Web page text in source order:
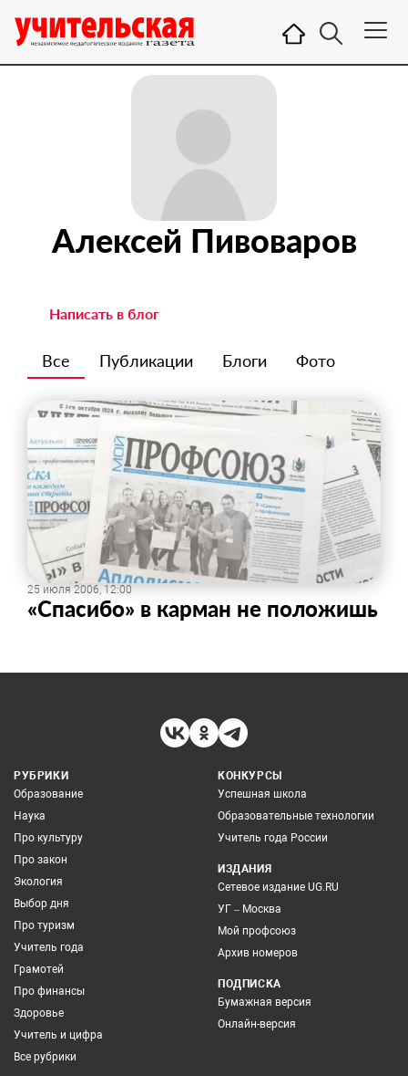
Алексей Пивоваров
Написать в блог
Все Публикации Блоги Фото
25 июля 2006, 12:00
«Спасибо» в карман не положишь
РУБРИКИ
Образование
Наука
Про культуру
Про закон
Экология
Выбор дня
Про туризм
Учитель года
Грамотей
Про финансы
Здоровье
Учитель и цифра
Все рубрики
КОНКУРСЫ
Успешная школа
Образовательные технологии
Учитель года России
ИЗДАНИЯ
Сетевое издание UG.RU
УГ – Москва
Мой профсоюз
Архив номеров
ПОДПИСКА
Бумажная версия
Онлайн-версия